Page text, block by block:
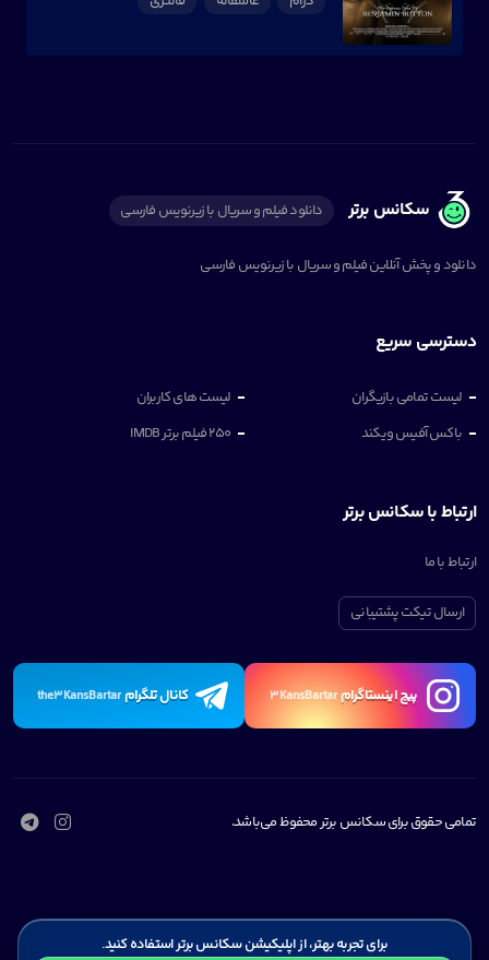
سکانس برتر دانلود فیلم و سریال با زیرنویس فارسی
دانلود و پخش آنلاین فیلم و سریال با زیرنویس فارسی
دسترسی سریع
لیست تمامی بازیگران
لیست های کاربران
باکس آفیس ویکند
250 فیلم برتر IMDB
ارتباط با سکانس برتر
ارتباط با ما
ارسال تیکت پشتیبانی
پیچ اینستاگرام3KansBartar کانال تلگرامthe3KansBartar
تمامی حقوق برای سکانس برتر محفوظ می‌باشد.
برای تجربه بهتر، از اپلیکیشن سکانس برتر استفاده کنید.